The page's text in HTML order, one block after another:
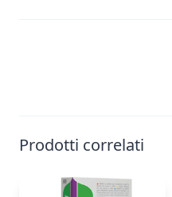
Prodotti correlati